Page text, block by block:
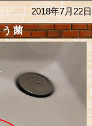
2018年7月22日
う菌